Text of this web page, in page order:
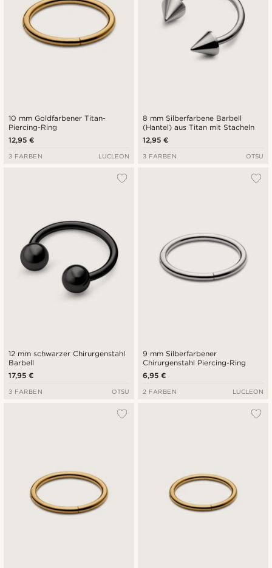
10 mm Goldfarbener Titan-
Piercing-Ring
12,95 €
3 FARBEN LUCLEON
8 mm Silberfarbene Barbell
(Hantel) aus Titan mit Stacheln
12,95 €
3 FARBEN OTSU
12 mm schwarzer Chirurgenstahl
Barbell
17,95 €
3 FARBEN OTSU
9 mm Silberfarbener
Chirurgenstahl Piercing-Ring
6,95 €
2 FARBEN LUCLEON